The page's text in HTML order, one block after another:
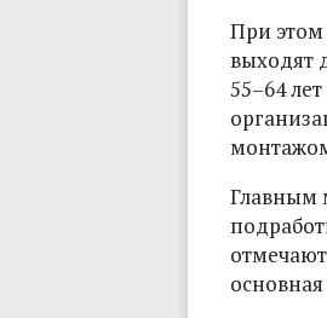
При этом
выходят
55–64
Главным
основная